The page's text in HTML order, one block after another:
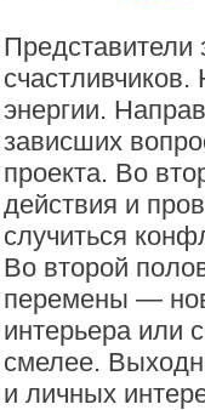
Представители
энергии.
зависших
проекта. Во
действия и
случиться
Во второй
перемены —
интерьера или
смелее.
и личных